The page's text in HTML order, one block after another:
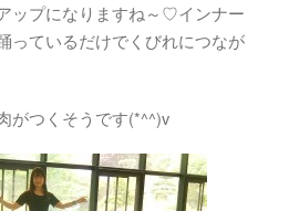
ップになりますね～♡インナー
っているだけでくびれにつなが
がつくそうです(*^^)v